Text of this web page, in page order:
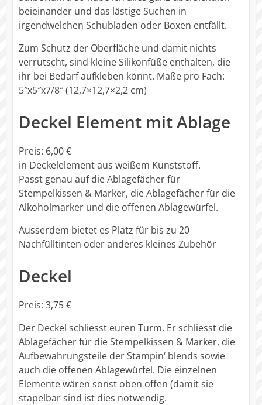
beieinander und das lästige Suchen in
irgendwelchen Schubladen oder Boxen entfällt.
Zum Schutz der Oberfläche und damit nichts
verrutscht, sind kleine Silikonfüße enthalten, die
ihr bei Bedarf aufkleben könnt. Maße pro Fach:
5″x5″x7/8″ (12,7×12,7×2,2 cm)
Deckel Element mit Ablage
Preis: 6,00 €
in Deckelelement aus weißem Kunststoff.
Passt genau auf die Ablagefächer für
Stempelkissen & Marker, die Ablagefächer für die
Alkoholmarker und die offenen Ablagewürfel.
Ausserdem bietet es Platz für bis zu 20
Nachfülltinten oder anderes kleines Zubehör
Deckel
Preis: 3,75 €
Der Deckel schliesst euren Turm. Er schliesst die
Ablagefächer für die Stempelkissen & Marker, die
Aufbewahrungsteile der Stampin‘ blends sowie
auch die offenen Ablagewürfel. Die einzelnen
Elemente wären sonst oben offen (damit sie
stapelbar sind ist dies notwendig.